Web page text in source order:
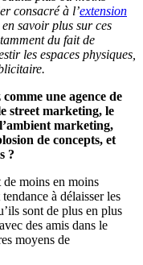
consacré à l’extension
en savoir plus sur ces
du fait de
les espaces physiques,
une agence de
street marketing, le
marketing,
de concepts, et
?
moins en moins
à délaisser les
sont de plus en plus
des amis dans le
moyens de